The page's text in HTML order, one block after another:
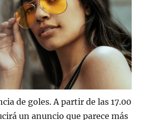
de goles. A partir de las 17.00
un anuncio que parece más